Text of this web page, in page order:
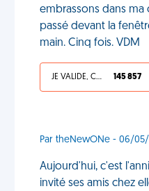
embrassons dans
passé devant la
main. Cinq fois. VDM
JE VALIDE, C'EST UNE VDM 145 857
Par theNewONe - 06/05/
Aujourd'hui, c'est
invité ses amis chez